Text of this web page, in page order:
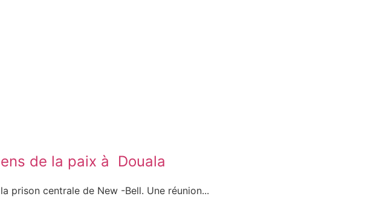
de la paix à Douala
prison centrale de New -Bell. Une réunion...